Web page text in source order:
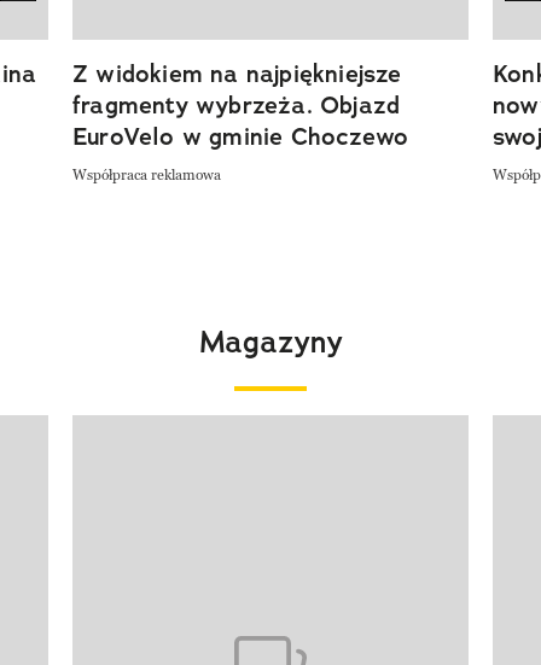
Z widokiem na najpiękniejsze
fragmenty wybrzeża. Objazd
EuroVelo w gminie Choczewo
Współpraca reklamowa
Magazyny